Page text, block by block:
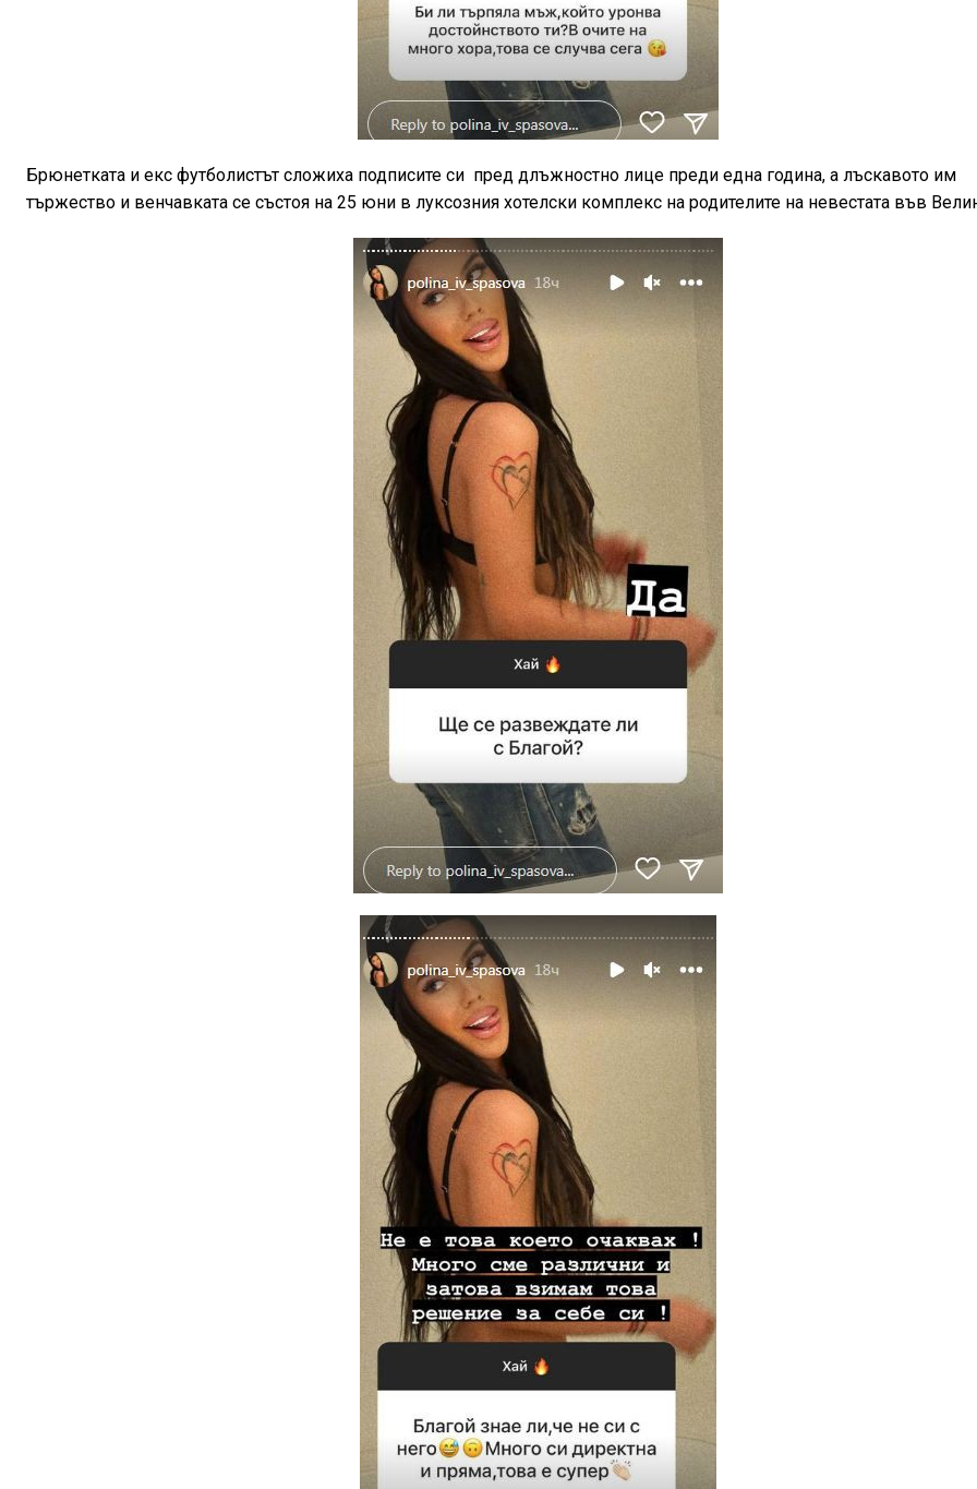
Брюнетката и екс футболистът сложиха подписите си пред длъжностно лице преди една година, а лъскавото им
тържество и венчавката се състоя на 25 юни в луксозния хотелски комплекс на родителите на невестата във